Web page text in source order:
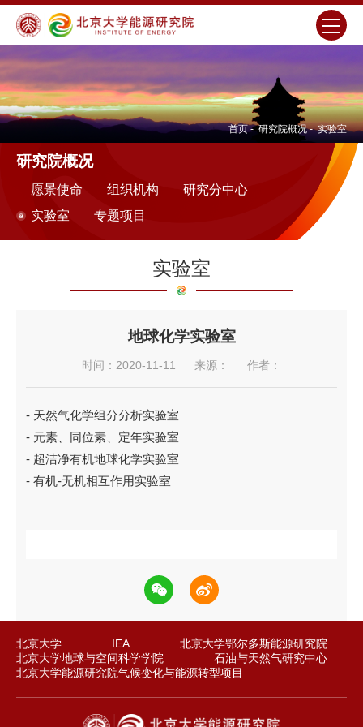
首页 - 研究院概况 - 实验室
研究院概况
愿景使命 组织机构
研究分中心
实验室
专题项目
实验室
地球化学实验室
时间：2020-11-11 来源： 作者：
- 天然气化学组分分析实验室
- 元素、同位素、定年实验室
- 超洁净有机地球化学实验室
- 有机-无机相互作用实验室
北京大学 IEA
北京大学鄂尔多斯能源研究院
北京大学地球与空间科学学院
石油与天然气研究中心
北京大学能源研究院气候变化与能源转型项目